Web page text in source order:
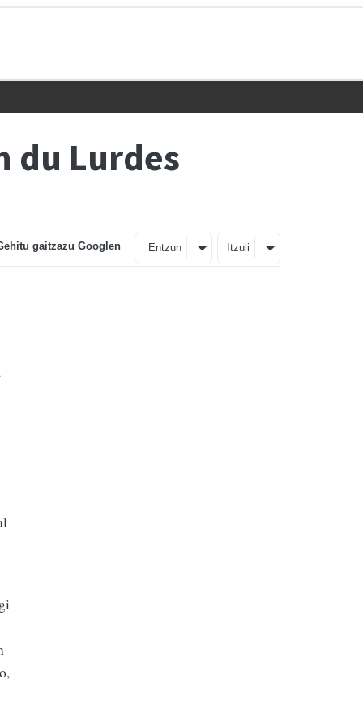
du Lurdes
gaitzazu Googlen Entzun Itzuli